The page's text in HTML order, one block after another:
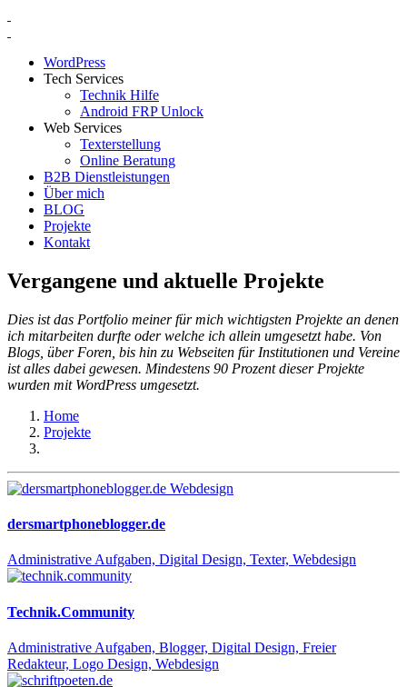
WordPress
Tech Services
Technik Hilfe
Android FRP Unlock
Web Services
Texterstellung
Online Beratung
B2B Dienstleistungen
Über mich
BLOG
Projekte
Kontakt
Vergangene und aktuelle Projekte
Dies ist das Portfolio meiner für mich wichtigsten Projekte an denen
ich mitarbeiten durfte oder welche ich allein umgesetzt habe. Von
Blogs, über Foren, bis hin zu Webseiten für Institutionen und Vereine
ist alles dabei gewesen. Mindestens 90 Prozent dieser Projekte
wurden mit WordPress umgesetzt.
Home
Projekte
dersmartphoneblogger.de
Administrative Aufgaben, Digital Design, Texter, Webdesign
Technik.Community
Administrative Aufgaben, Blogger, Digital Design, Freier
Redakteur, Logo Design, Webdesign